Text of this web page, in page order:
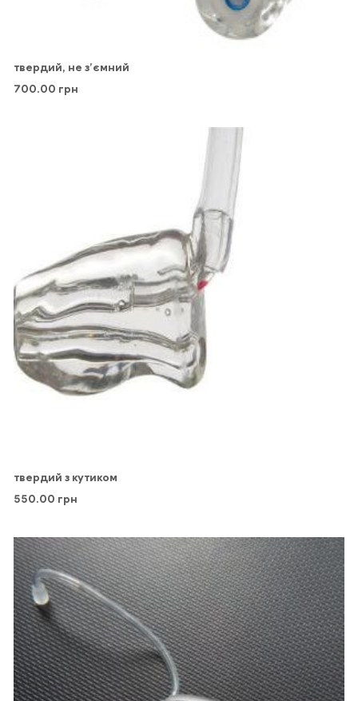
твердий, не з’ємний
700.00 грн
твердий з кутиком
550.00 грн